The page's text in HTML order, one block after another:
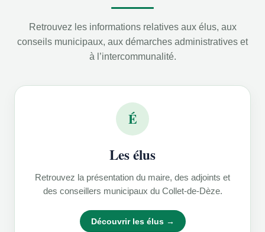
Retrouvez les informations relatives aux élus, aux
conseils municipaux, aux démarches administratives et
à l’intercommunalité.
É
Les élus
Retrouvez la présentation du maire, des adjoints et
des conseillers municipaux du Collet-de-Dèze.
Découvrir les élus →